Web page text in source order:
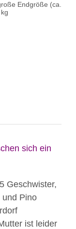
Endgröße (ca.
sich ein
Geschwister,
und Pino
ist leider